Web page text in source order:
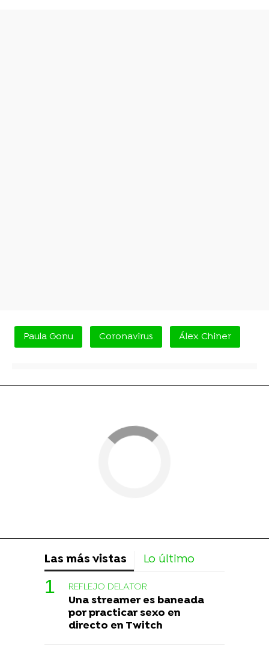
Paula Gonu Coronavirus Álex Chiner
Las más vistas Lo último
REFLEJO DELATOR
Una streamer es baneada
por practicar sexo en
directo en Twitch